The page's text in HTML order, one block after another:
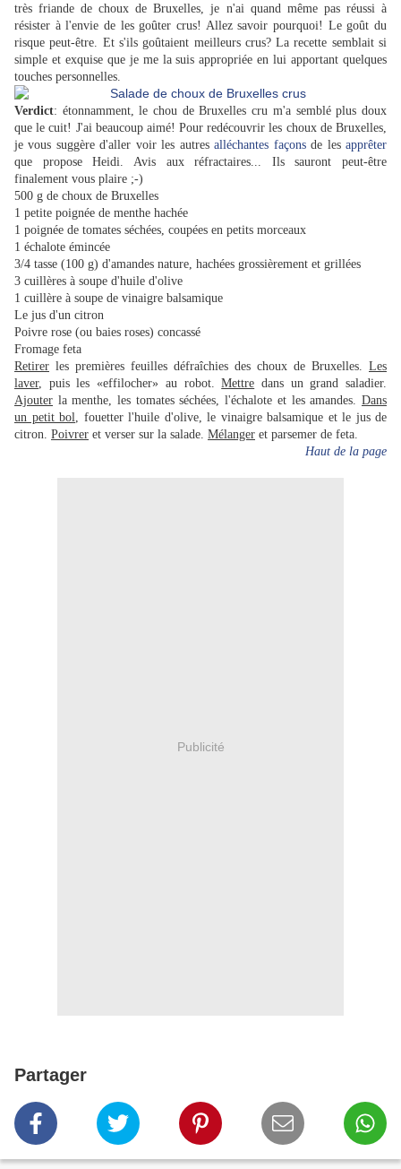
très friande de choux de Bruxelles, je n'ai quand même pas réussi à
résister à l'envie de les goûter crus! Allez savoir pourquoi! Le goût du
risque peut-être. Et s'ils goûtaient meilleurs crus? La recette semblait si
simple et exquise que je me la suis appropriée en lui apportant quelques
touches personnelles.
Verdict: étonnamment, le chou de Bruxelles cru m'a semblé plus doux
que le cuit! J'ai beaucoup aimé!Pour redécouvrir les choux de Bruxelles,
je vous suggère d'aller voir les autresalléchantes façonsde lesapprêter
que propose Heidi. Avis aux réfractaires... Ils sauront peut-être
finalement vous plaire ;-)
500 g de choux de Bruxelles
1 petite poignée de menthe hachée
1 poignée de tomates séchées, coupées en petits morceaux
1 échalote émincée
3/4 tasse (100 g) d'amandes nature, hachées grossièrement et grillées
3 cuillères à soupe d'huile d'olive
1 cuillère à soupe de vinaigre balsamique
Le jus d'un citron
Poivre rose (ou baies roses) concassé
Fromage feta
Retirer les premières feuilles défraîchies des choux de Bruxelles. Les
laver, puis les «effilocher» au robot.Mettre dans un grand saladier.
Ajouter la menthe, les tomates séchées, l'échalote et les amandes. Dans
un petit bol, fouetter l'huile d'olive, le vinaigre balsamique et le jus de
citron. Poivrer et verser sur la salade. Mélanger et parsemer de feta.
Haut de la page
Publicité
Partager